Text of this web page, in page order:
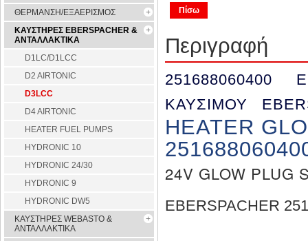
Πίσω
Περιγραφή
251688060400
ΚΑΥΣΙΜΟΥ
HEATER
24V GLOW PLUG
EBERSPACHER
ΘΕΡΜΑΝΣΗ/ΕΞΑΕΡΙΣΜΟΣ
ΚΑΥΣΤΗΡΕΣ EBERSPACHER &
ΑΝΤΑΛΛΑΚΤΙΚΑ
D1LC/D1LCC
D2 AIRTONIC
D3LCC
D4 AIRTONIC
HEATER FUEL PUMPS
HYDRONIC 10
HYDRONIC 24/30
HYDRONIC 9
HYDRONIC DW5
ΚΑΥΣΤΗΡΕΣ WEBASTO &
ΑΝΤΑΛΛΑΚΤΙΚΑ